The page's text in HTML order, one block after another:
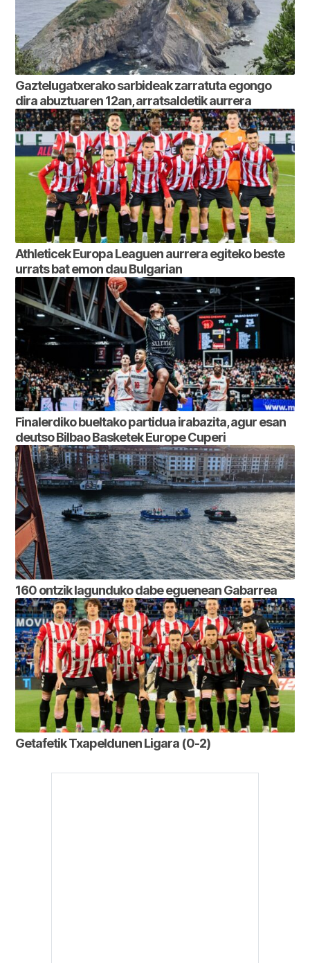
Gaztelugatxerako sarbideak zarratuta egongo
dira abuztuaren 12an, arratsaldetik aurrera
Athleticek Europa Leaguen aurrera egiteko beste
urrats bat emon dau Bulgarian
Finalerdiko bueltako partidua irabazita, agur esan
deutso Bilbao Basketek Europe Cuperi
160 ontzik lagunduko dabe eguenean Gabarrea
Getafetik Txapeldunen Ligara (0-2)